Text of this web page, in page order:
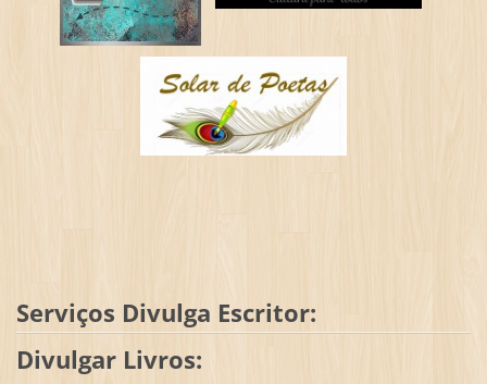
Serviços Divulga Escritor:
Divulgar Livros: